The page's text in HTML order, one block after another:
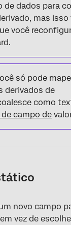
de dados para
mas
você
só pode
derivados de
como
campo de
novo campo
vez de